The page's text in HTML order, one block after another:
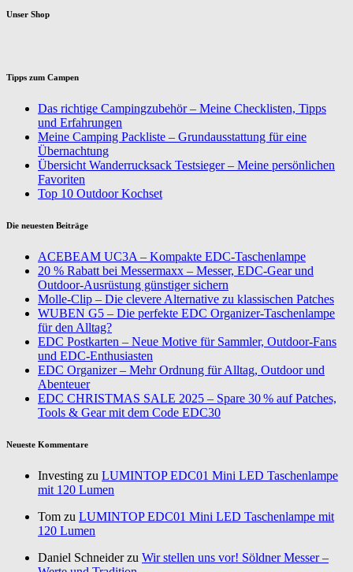
Unser Shop
Tipps zum Campen
Das richtige Campingzubehör – Meine Checklisten, Tipps
und Erfahrungen
Meine Camping Packliste – Grundausstattung für eine
Übernachtung
Übersicht Wanderrucksack Testsieger – Meine persönlichen
Favoriten
Top 10 Outdoor Kochset
Die neuesten Beiträge
ACEBEAM UC3A – Kompakte EDC-Taschenlampe
20 % Rabatt bei Messermaxx – Messer, EDC-Gear und
Outdoor-Ausrüstung günstiger sichern
Molle-Clip – Die clevere Alternative zu klassischen Patches
WUBEN G5 – Die perfekte EDC Organizer-Taschenlampe
für den Alltag?
EDC Postkarten – Neue Motive für Sammler, Outdoor-Fans
und EDC-Enthusiasten
EDC Organizer – Mehr Ordnung für Alltag, Outdoor und
Abenteuer
EDC CHRISTMAS SALE 2025 – Spare 30 % auf Patches,
Tools & Gear mit dem Code EDC30
Neueste Kommentare
Investing zu LUMINTOP EDC01 Mini LED Taschenlampe
mit 120 Lumen
Tom zu LUMINTOP EDC01 Mini LED Taschenlampe mit
120 Lumen
Daniel Schneider zu Wir stellen uns vor! Söldner Messer –